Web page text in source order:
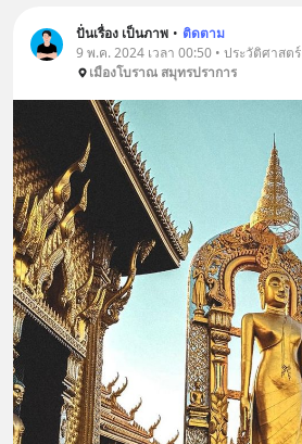
ปั่นเรื่อง เป็นภาพ • ติดตาม
9 พ.ค. 2024 เวลา 00:50 • ประวัติศาสตร์
เมืองโบราณ สมุทรปราการ